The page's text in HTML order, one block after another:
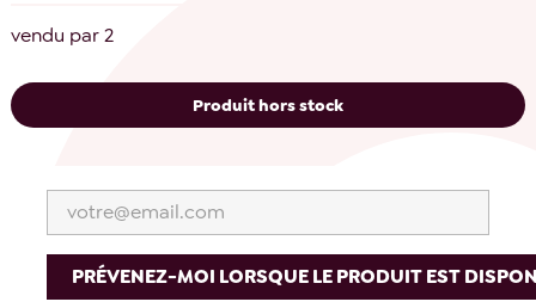
vendu par 2
Produit hors stock
PRÉVENEZ-MOI LORSQUE LE PRODUIT EST